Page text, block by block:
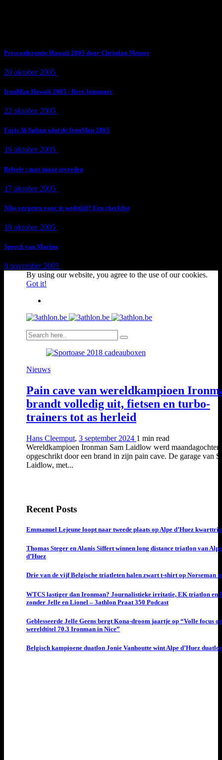
Persconferentie Hawaii 2005 door Christian Meuser
20 oktober 2005
IronMan Hawaii 2005 : Bert Jammaer
22 oktober 2005
Faris Al-Sultan wint de IronMan 2005
16 oktober 2005
Belsele : moe maar tevreden
17 oktober 2005
Niks vergeten voor je wedstijd? Een checklist
18 oktober 2005
Speech van Marino
8 november 2005
By using our website, you agree to the use of our cookies.
Got it!
Nieuws
Pain cave van wereldkampioen
brandt volledig uit, fietsen en turbo-
trainers tot as herleid
Hans Cleemput, 3 september 2024 1 min read
Wereldkampioen Ironman Sam Laidlow werd
opgeschrikt door een brand in zijn pain cave. De garage van
Laidlow, met...
Recent Posts
Emmanuel Lejeune loopt naar tweede plaats op Alpe d’Huez
Thomas Steger en Alanis Siffert winnen long distance triatlon van Alpe
d’Huez
Drie van de vijf Belgische triatleten halen zwart t-shirt op Norseman
WTCS lastiger dan Ironman? Journalistieke irritatie, EK triatlon en
zonder Jelle en Lionel – 3athlon Praat 350 Podcast
Geblesseerde Jelle Geens bergt Kona-droom jaartje op “Volle focus
wereldtitel 70.3 Ironman in Nice”
Belgisch kampioene duatlon Jonie Vanhoutte wint Alpe d’Huez